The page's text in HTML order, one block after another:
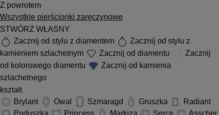
Z powrotem
Wszystkie pierścionki zaręczynowe
STWÓRZ WŁASNY
Zacznij od stylu z diamentem
Zacznij od stylu z
kamieniem szlachetnym
Zacznij od diamentu
Zacznij
od kolorowego diamentu
Zacznij od kamienia
szlachetnego
kształt
Brylant
Owal Szmaragd Gruszka
Radiant